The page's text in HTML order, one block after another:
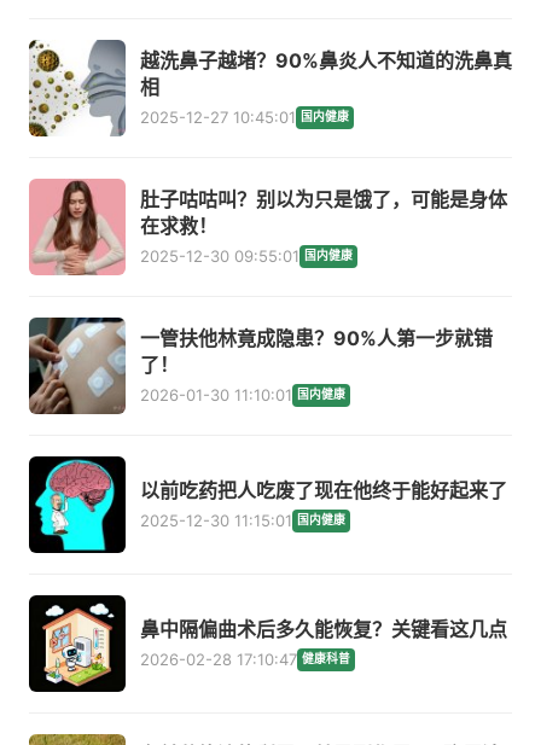
越洗鼻子越堵？90%鼻炎人不知道的洗鼻真
相
2025-12-27 10:45:01 国内健康
肚子咕咕叫？别以为只是饿了，可能是身体
在求救！
2025-12-30 09:55:01 国内健康
一管扶他林竟成隐患？90%人第一步就错
了！
2026-01-30 11:10:01 国内健康
以前吃药把人吃废了现在他终于能好起来了
2025-12-30 11:15:01 国内健康
鼻中隔偏曲术后多久能恢复？关键看这几点
2026-02-28 17:10:47 健康科普